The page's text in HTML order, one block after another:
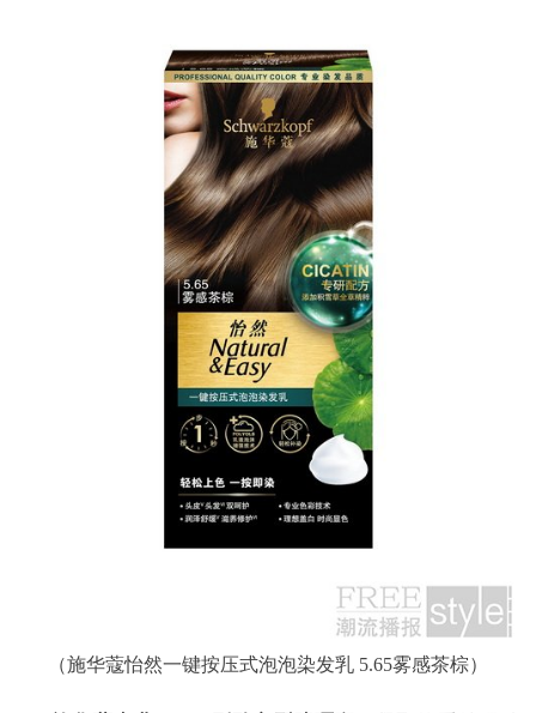
（施华蔻怡然一键按压式泡泡染发乳 5.65雾感茶棕）